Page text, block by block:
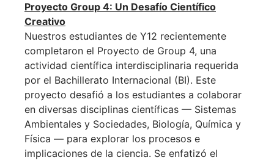
Proyecto Group 4: Un Desafío Científico
Creativo
Nuestros estudiantes de Y12 recientemente
completaron el Proyecto de Group 4, una
actividad científica interdisciplinaria requerida
por el Bachillerato Internacional (BI). Este
proyecto desafió a los estudiantes a colaborar
en diversas disciplinas científicas — Sistemas
Ambientales y Sociedades, Biología, Química y
Física — para explorar los procesos e
implicaciones de la ciencia. Se enfatizó el